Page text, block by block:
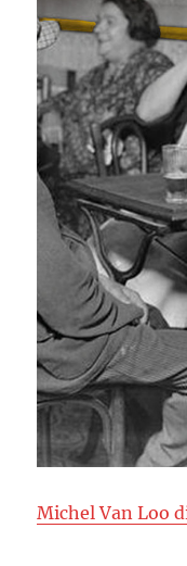
Michel Van Loo